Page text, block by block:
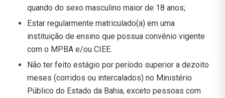
quando do sexo masculino maior de 18 anos;
Estar regularmente matriculado(a) em uma
instituição de ensino que possua convênio vigente
com o MPBA e/ou CIEE.
Não ter feito estágio por período superior a dezoito
meses (corridos ou intercalados) no Ministério
Público do Estado da Bahia, exceto pessoas com